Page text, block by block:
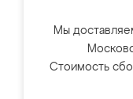
Мы
Стоимость